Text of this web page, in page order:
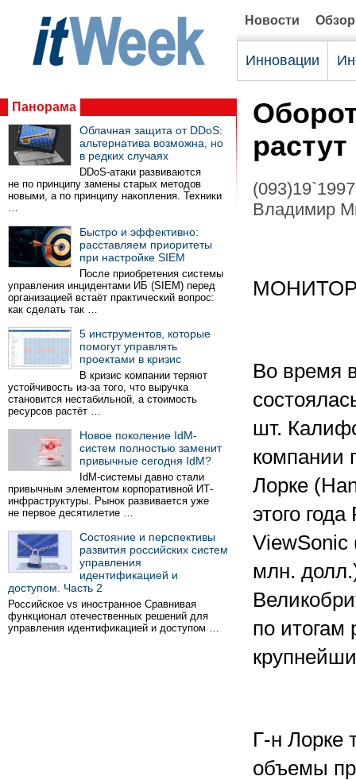
Новости
Инновации
Панорама
Облачная защита от DDoS:
альтернатива возможна, но
в редких случаях
DDoS-атаки развиваются
не по принципу замены старых методов
новыми, а по принципу накопления. Техники
…
Быстро и эффективно:
расставляем приоритеты
при настройке SIEM
После приобретения системы
управления инцидентами ИБ (SIEM) перед
организацией встаёт практический вопрос:
как сделать так …
5 инструментов, которые
помогут управлять
проектами в кризис
В кризис компании теряют
устойчивость из-за того, что выручка
становится нестабильной, а стоимость
ресурсов растёт …
Новое поколение IdM-
систем полностью заменит
привычные сегодня IdM?
IdM-системы давно стали
привычным элементом корпоративной ИТ-
инфраструктуры. Рынок развивается уже
не первое десятилетие …
Состояние и перспективы
развития российских систем
управления
идентификацией и
доступом. Часть 2
Российское vs иностранное Сравнивая
функционал отечественных решений для
управления идентификацией и доступом …
растут
(093)19`1997
Владимир
Во время
шт.
компании
Лорке
этого
млн.
по
Г-н Лорке
объемы